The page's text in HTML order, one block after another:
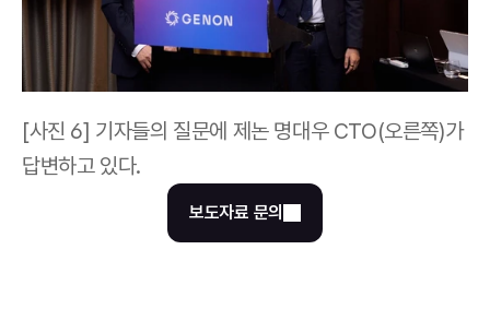
[사진 6] 기자들의 질문에 제논 명대우 CTO(오른쪽)가
답변하고 있다.
보도자료 문의